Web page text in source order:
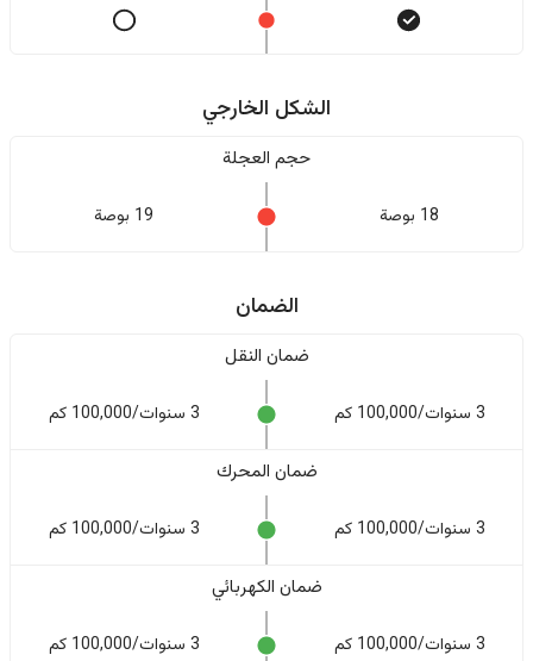
الشكل الخارجي
حجم العجلة
18 بوصة 19 بوصة
الضمان
ضمان النقل
3 سنوات/100,000 كم 3 سنوات/100,000 كم
ضمان المحرك
3 سنوات/100,000 كم 3 سنوات/100,000 كم
ضمان الكهربائي
3 سنوات/100,000 كم 3 سنوات/100,000 كم